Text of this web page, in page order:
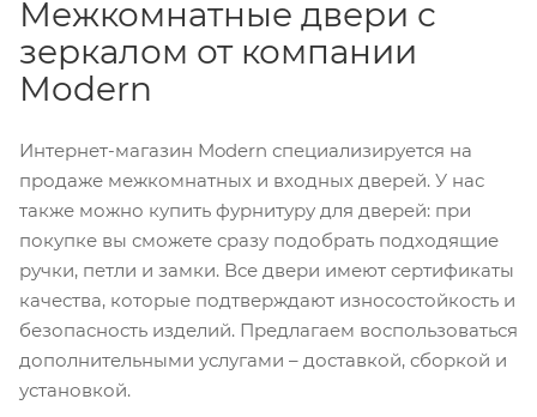
Межкомнатные двери с
зеркалом от компании
Modern
Интернет-магазин Modern специализируется на
продаже межкомнатных и входных дверей. У нас
также можно купить фурнитуру для дверей: при
покупке вы сможете сразу подобрать подходящие
ручки, петли и замки. Все двери имеют сертификаты
качества, которые подтверждают износостойкость и
безопасность изделий. Предлагаем воспользоваться
дополнительными услугами – доставкой, сборкой и
установкой.